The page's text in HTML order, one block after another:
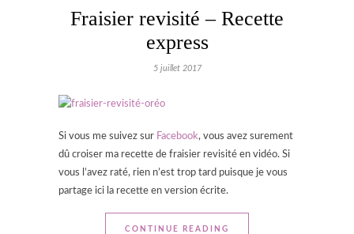
Fraisier revisité – Recette
express
5 juillet 2017
Si vous me suivez sur Facebook, vous avez surement
dû croiser ma recette de fraisier revisité en vidéo. Si
vous l’avez raté, rien n’est trop tard puisque je vous
partage ici la recette en version écrite.
CONTINUE READING